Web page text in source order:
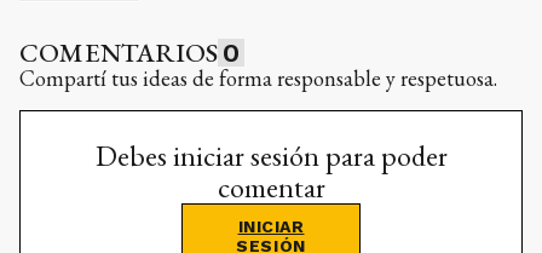
COMENTARIOS 0
Compartí tus ideas de forma responsable y respetuosa.
Debes iniciar sesión para poder
comentar
INICIAR
SESIÓN